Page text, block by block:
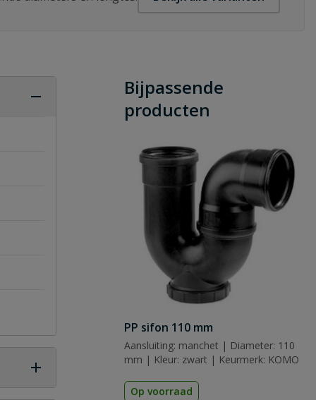
Bijpassende
producten
PP sifon 110 mm
Aansluiting: manchet | Diameter: 110
mm | Kleur: zwart | Keurmerk: KOMO
Op voorraad